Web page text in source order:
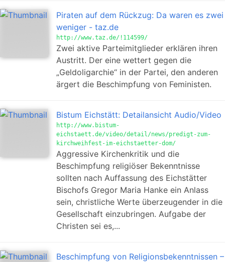
Piraten auf dem Rückzug: Da waren es zwei
weniger - taz.de
http://www.taz.de/!114599/
Zwei aktive Parteimitglieder erklären ihren
Austritt. Der eine wettert gegen die
„Geldoligarchie“ in der Partei, den anderen
ärgert die Beschimpfung von Feministen.
Bistum Eichstätt: Detailansicht Audio/Video
http://www.bistum-
eichstaett.de/video/detail/news/predigt-zum-
kirchweihfest-im-eichstaetter-dom/
Aggressive Kirchenkritik und die
Beschimpfung religiöser Bekenntnisse
sollten nach Auffassung des Eichstätter
Bischofs Gregor Maria Hanke ein Anlass
sein, christliche Werte überzeugender in die
Gesellschaft einzubringen. Aufgabe der
Christen sei es,...
Beschimpfung von Religionsbekenntnissen –